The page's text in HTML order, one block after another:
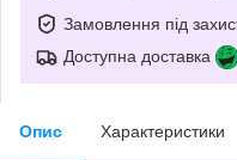
Замовлення під
Доступна доставка
Опис Характеристики